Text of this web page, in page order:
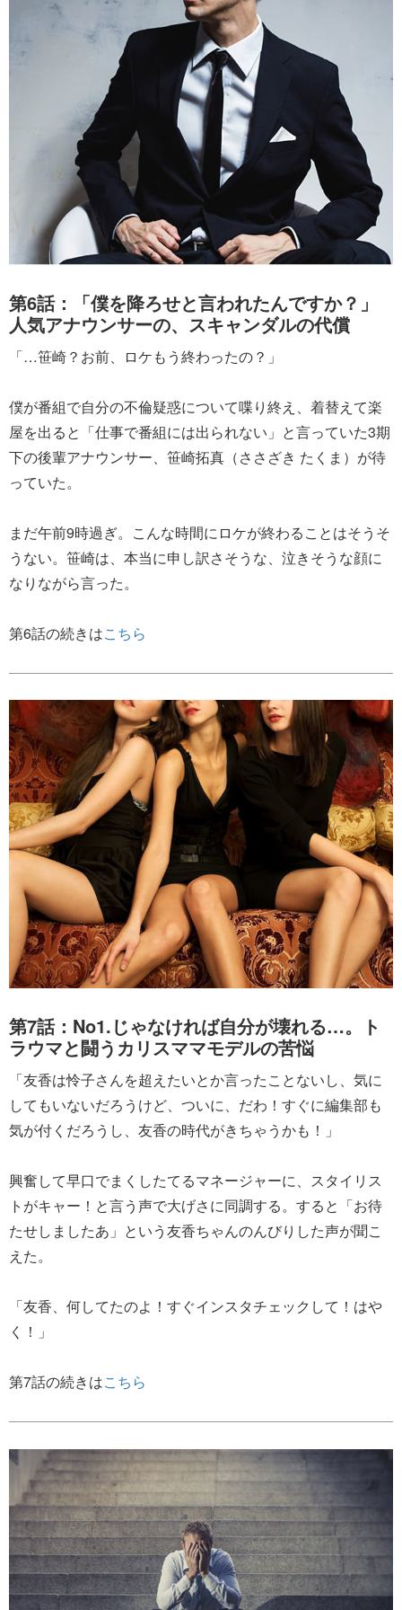
第6話：「僕を降ろせと言われたんですか？」
人気アナウンサーの、スキャンダルの代償
「…笹崎？お前、ロケもう終わったの？」
僕が番組で自分の不倫疑惑について喋り終え、着替えて楽
屋を出ると「仕事で番組には出られない」と言っていた3期
下の後輩アナウンサー、笹崎拓真（ささざき たくま）が待
っていた。
まだ午前9時過ぎ。こんな時間にロケが終わることはそうそ
うない。笹崎は、本当に申し訳さそうな、泣きそうな顔に
なりながら言った。
第6話の続きはこちら
第7話：No1.じゃなければ自分が壊れる…。ト
ラウマと闘うカリスママモデルの苦悩
「友香は怜子さんを超えたいとか言ったことないし、気に
してもいないだろうけど、ついに、だわ！すぐに編集部も
気が付くだろうし、友香の時代がきちゃうかも！」
興奮して早口でまくしたてるマネージャーに、スタイリス
トがキャー！と言う声で大げさに同調する。すると「お待
たせしましたあ」という友香ちゃんのんびりした声が聞こ
えた。
「友香、何してたのよ！すぐインスタチェックして！はや
く！」
第7話の続きはこちら